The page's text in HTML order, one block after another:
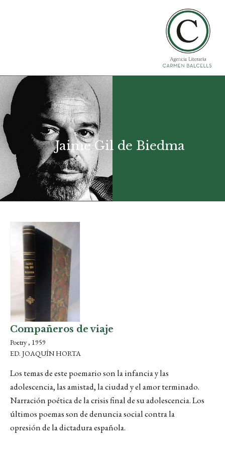
Jaime Gil de Biedma
Compañeros de viaje
Poetry , 1959
ED. JOAQUÍN HORTA
Los temas de este poemario son la infancia y las
adolescencia, las amistad, la ciudad y el amor terminado.
Narración poética de la crisis final de su adolescencia. Los
últimos poemas son de denuncia social contra la
opresión de la dictadura española.